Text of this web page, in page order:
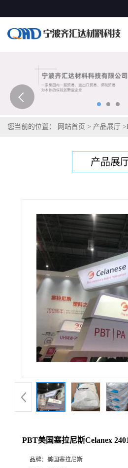
您当前的位置： 网站首页 > 产品展厅 >
产品展
PBT美国塞拉尼斯Celanex
品牌： 美国塞拉尼斯